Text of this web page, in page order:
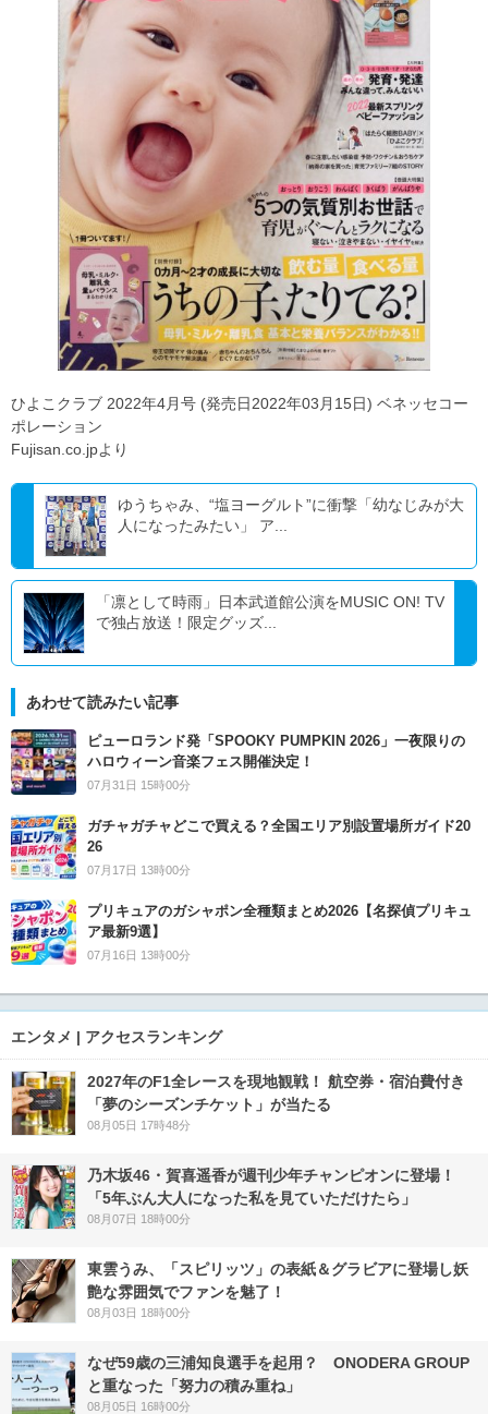
ひよこクラブ 2022年4月号 (発売日2022年03月15日) ベネッセコー
ポレーション
Fujisan.co.jpより
ゆうちゃみ、“塩ヨーグルト”に衝撃「幼なじみが大
人になったみたい」 ア...
「凛として時雨」日本武道館公演をMUSIC ON! TV
で独占放送！限定グッズ...
あわせて読みたい記事
ピューロランド発「SPOOKY PUMPKIN 2026」一夜限りの
ハロウィーン音楽フェス開催決定！
07月31日 15時00分
ガチャガチャどこで買える？全国エリア別設置場所ガイド20
26
07月17日 13時00分
プリキュアのガシャポン全種類まとめ2026【名探偵プリキュ
ア最新9選】
07月16日 13時00分
エンタメ | アクセスランキング
2027年のF1全レースを現地観戦！ 航空券・宿泊費付き
「夢のシーズンチケット」が当たる
08月05日 17時48分
乃木坂46・賀喜遥香が週刊少年チャンピオンに登場！
「5年ぶん大人になった私を見ていただけたら」
08月07日 18時00分
東雲うみ、「スピリッツ」の表紙＆グラビアに登場し妖
艶な雰囲気でファンを魅了！
08月03日 18時00分
なぜ59歳の三浦知良選手を起用？ ONODERA GROUP
と重なった「努力の積み重ね」
08月05日 16時00分